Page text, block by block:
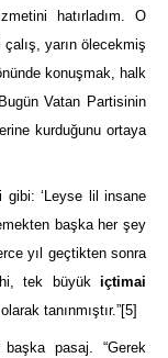
hatırladım. O
yarın ölecekmiş
konuşmak, halk
Vatan Partisinin
kurduğunu ortaya
gibi: ‘Leyse lil insane
başka her şey
yıl geçtikten sonra
tek büyük içtimai
tanınmıştır.”[5]
başka pasaj. “Gerek